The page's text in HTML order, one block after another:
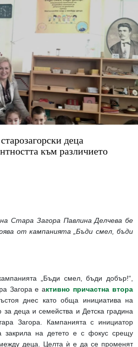
деца
към различието
Стара Загора Павлина Делчева бе
от кампанията „Бъди смел, бъди
„Бъди смел, бъди добър!“,
Загора е активно причастна втора
днес като обща инициатива на
деца и семейства и Детска градина
Загора. Кампанията с инициатор
закрила на детето е с фокус срещу
деца. Целта ѝ е да се променят